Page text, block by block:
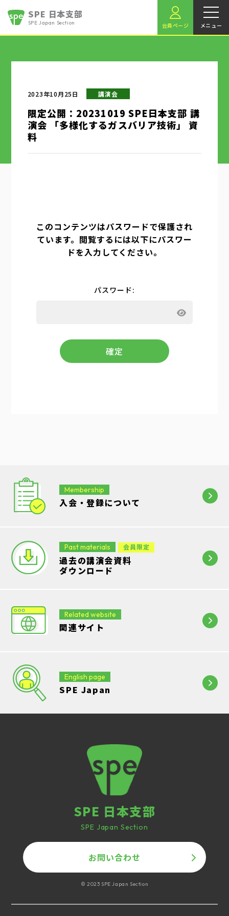
SPE 日本支部
SPE Japan Section 会員ページ メニュー
2023年10月25日 講演会
限定公開：20231019 SPE日本支部 講
演会 「多様化するガスバリア技術」 資
料
このコンテンツはパスワードで保護され
ています。閲覧するには以下にパスワー
ドを入力してください。
パスワード:
Membership
入会・登録について
Past materials 会員限定
過去の講演会資料
ダウンロード
Related website
関連サイト
English page
SPE Japan
SPE 日本支部
SPE Japan Section
お問い合わせ
© 2023 SPE Japan Section